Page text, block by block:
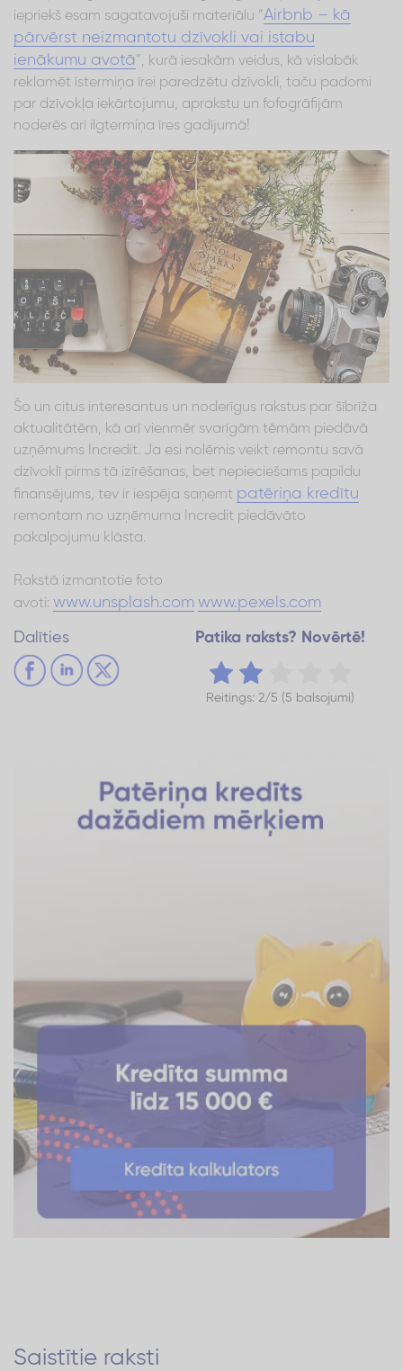
iepriekš esam sagatavojuši materiālu “Airbnb – kā
pārvērst neizmantotu dzīvokli vai istabu
ienākumu avotā”, kurā iesakām veidus, kā vislabāk
reklamēt īstermiņa īrei paredzētu dzīvokli, taču padomi
par dzīvokļa iekārtojumu, aprakstu un fofogrāfijām
noderēs arī ilgtermiņa īres gadījumā!
Šo un citus interesantus un noderīgus rakstus par šībrīža
aktualitātēm, kā arī vienmēr svarīgām tēmām piedāvā
uzņēmums Incredit. Ja esi nolēmis veikt remontu savā
dzīvoklī pirms tā izīrēšanas, bet nepieciešams papildu
finansējums, tev ir iespēja saņemt patēriņa kredītu
remontam no uzņēmuma Incredit piedāvāto
pakalpojumu klāsta.
Rakstā izmantotie foto
avoti: www.unsplash.com www.pexels.com
Dalīties Patika raksts? Novērtē!
Reitings: 2/5 (5 balsojumi)
Saistītie raksti